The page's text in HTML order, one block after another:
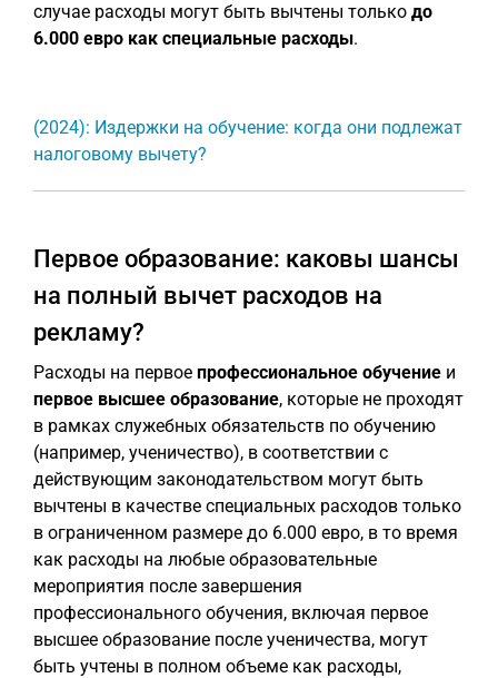
случае расходы могут быть вычтены только до
6.000 евро как специальные расходы.
(2024): Издержки на обучение: когда они подлежат
налоговому вычету?
Первое образование: каковы шансы
на полный вычет расходов на
рекламу?
Расходы на первое профессиональное обучение и
первое высшее образование, которые не проходят
в рамках служебных обязательств по обучению
(например, ученичество), в соответствии с
действующим законодательством могут быть
вычтены в качестве специальных расходов только
в ограниченном размере до 6.000 евро, в то время
как расходы на любые образовательные
мероприятия после завершения
профессионального обучения, включая первое
высшее образование после ученичества, могут
быть учтены в полном объеме как расходы,